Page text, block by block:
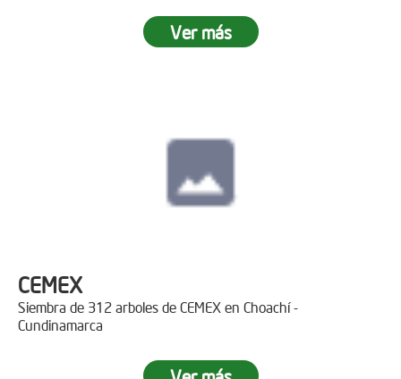
Ver más
CEMEX
Siembra de 312 arboles de CEMEX en Choachí -
Cundinamarca